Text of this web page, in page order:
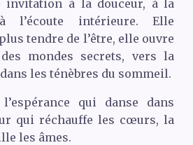
invitation à la douceur, à la
l’écoute intérieure. Elle
tendre de l’être, elle ouvre
mondes secrets, vers la
les ténèbres du sommeil.
qui danse dans
qui réchauffe les cœurs, la
les âmes.